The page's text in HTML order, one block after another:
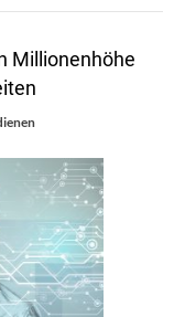
Millionenhöhe